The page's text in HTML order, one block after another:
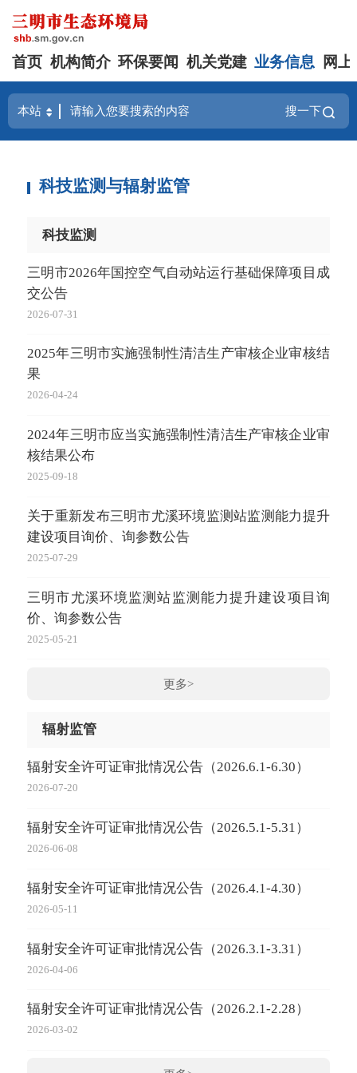
首页 机构简介 环保要闻 机关党建 业务信息 网
搜一下
科技监测与辐射监管
科技监测
三明市2026年国控空气自动站运行基础保障项目成
交公告
2026-07-31
2025年三明市实施强制性清洁生产审核企业审核结
果
2026-04-24
2024年三明市应当实施强制性清洁生产审核企业审
核结果公布
2025-09-18
关于重新发布三明市尤溪环境监测站监测能力提升
建设项目询价、询参数公告
2025-07-29
三明市尤溪环境监测站监测能力提升建设项目询
价、询参数公告
2025-05-21
更多>
辐射监管
辐射安全许可证审批情况公告（2026.6.1-6.30）
2026-07-20
辐射安全许可证审批情况公告（2026.5.1-5.31）
2026-06-08
辐射安全许可证审批情况公告（2026.4.1-4.30）
2026-05-11
辐射安全许可证审批情况公告（2026.3.1-3.31）
2026-04-06
辐射安全许可证审批情况公告（2026.2.1-2.28）
2026-03-02